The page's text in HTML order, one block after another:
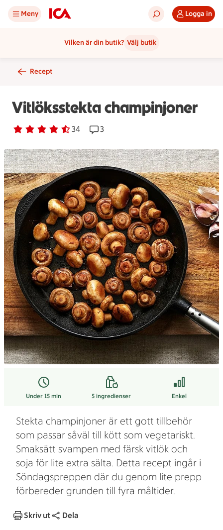
Meny Logga in
Vilken är din butik? Välj butik
Recept
Vitlöksstekta champinjoner
Betyg 4.6 av 5. 34
34 personer har röstatReceptet har 3 kommentarer
3
Under 15 min 5ingredienser Enkel
Stekta champinjoner är ett gott tillbehör
som passar såväl till kött som vegetariskt.
Smaksätt svampen med färsk vitlök och
soja för lite extra sälta. Detta recept ingår i
Söndagspreppen där du genom lite prepp
förbereder grunden till fyra måltider.
Skriv ut Dela